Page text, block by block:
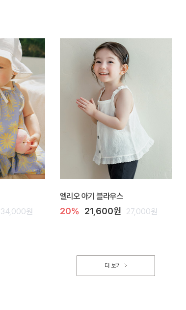
34,000원
엘리오 아기 블라우스
20% 21,600원 27,000원
더 보기